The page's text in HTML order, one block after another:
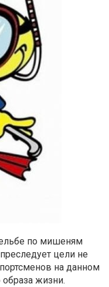
по мишеням
цели не
на данном
образа жизни.